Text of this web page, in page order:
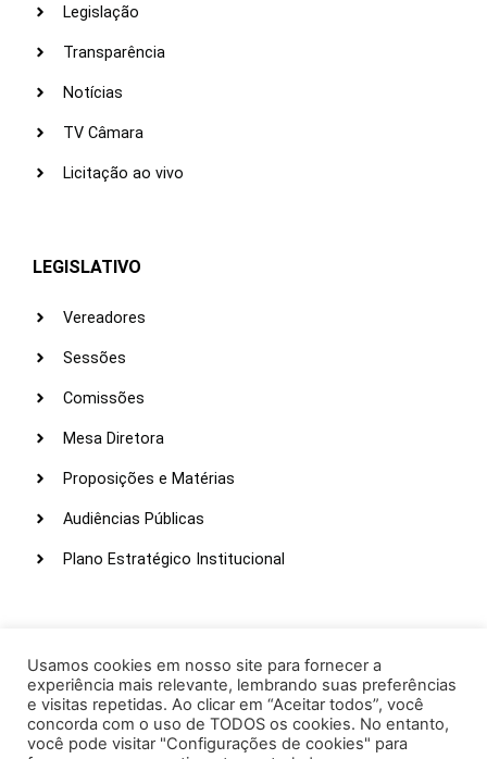
Legislação
Transparência
Notícias
TV Câmara
Licitação ao vivo
LEGISLATIVO
Vereadores
Sessões
Comissões
Mesa Diretora
Proposições e Matérias
Audiências Públicas
Plano Estratégico Institucional
Webmail
Intranet
Administração
Usamos cookies em nosso site para fornecer a
experiência mais relevante, lembrando suas preferências
e visitas repetidas. Ao clicar em “Aceitar todos”, você
concorda com o uso de TODOS os cookies. No entanto,
você pode visitar "Configurações de cookies" para